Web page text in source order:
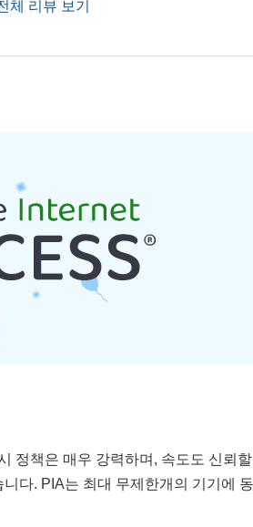
체 리뷰 보기
정책은 매우 강력하며, 속도도 신뢰
다. PIA는 최대 무제한개의 기기에